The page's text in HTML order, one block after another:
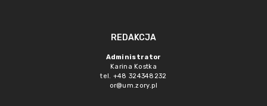
REDAKCJA
Administrator
Karina Kostka
tel. +48 324348232
or@um.zory.pl